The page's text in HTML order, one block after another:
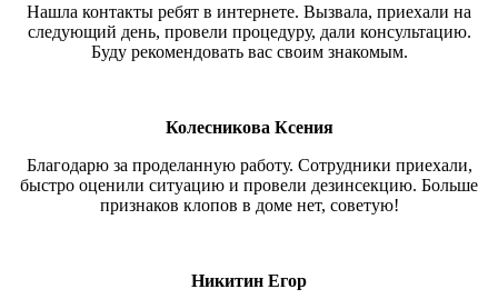
Нашла контакты ребят в интернете. Вызвала, приехали на
следующий день, провели процедуру, дали консультацию.
Буду рекомендовать вас своим знакомым.
Колесникова Ксения
Благодарю за проделанную работу. Сотрудники приехали,
быстро оценили ситуацию и провели дезинсекцию. Больше
признаков клопов в доме нет, советую!
Никитин Егор